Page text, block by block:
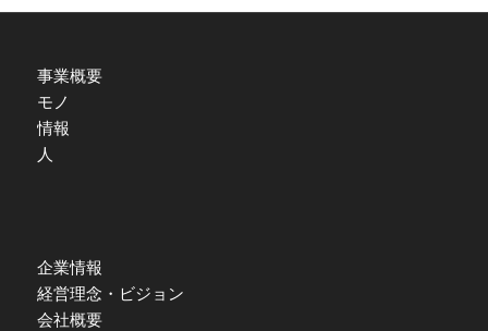
事業概要
モノ
情報
人
企業情報
経営理念・ビジョン
会社概要